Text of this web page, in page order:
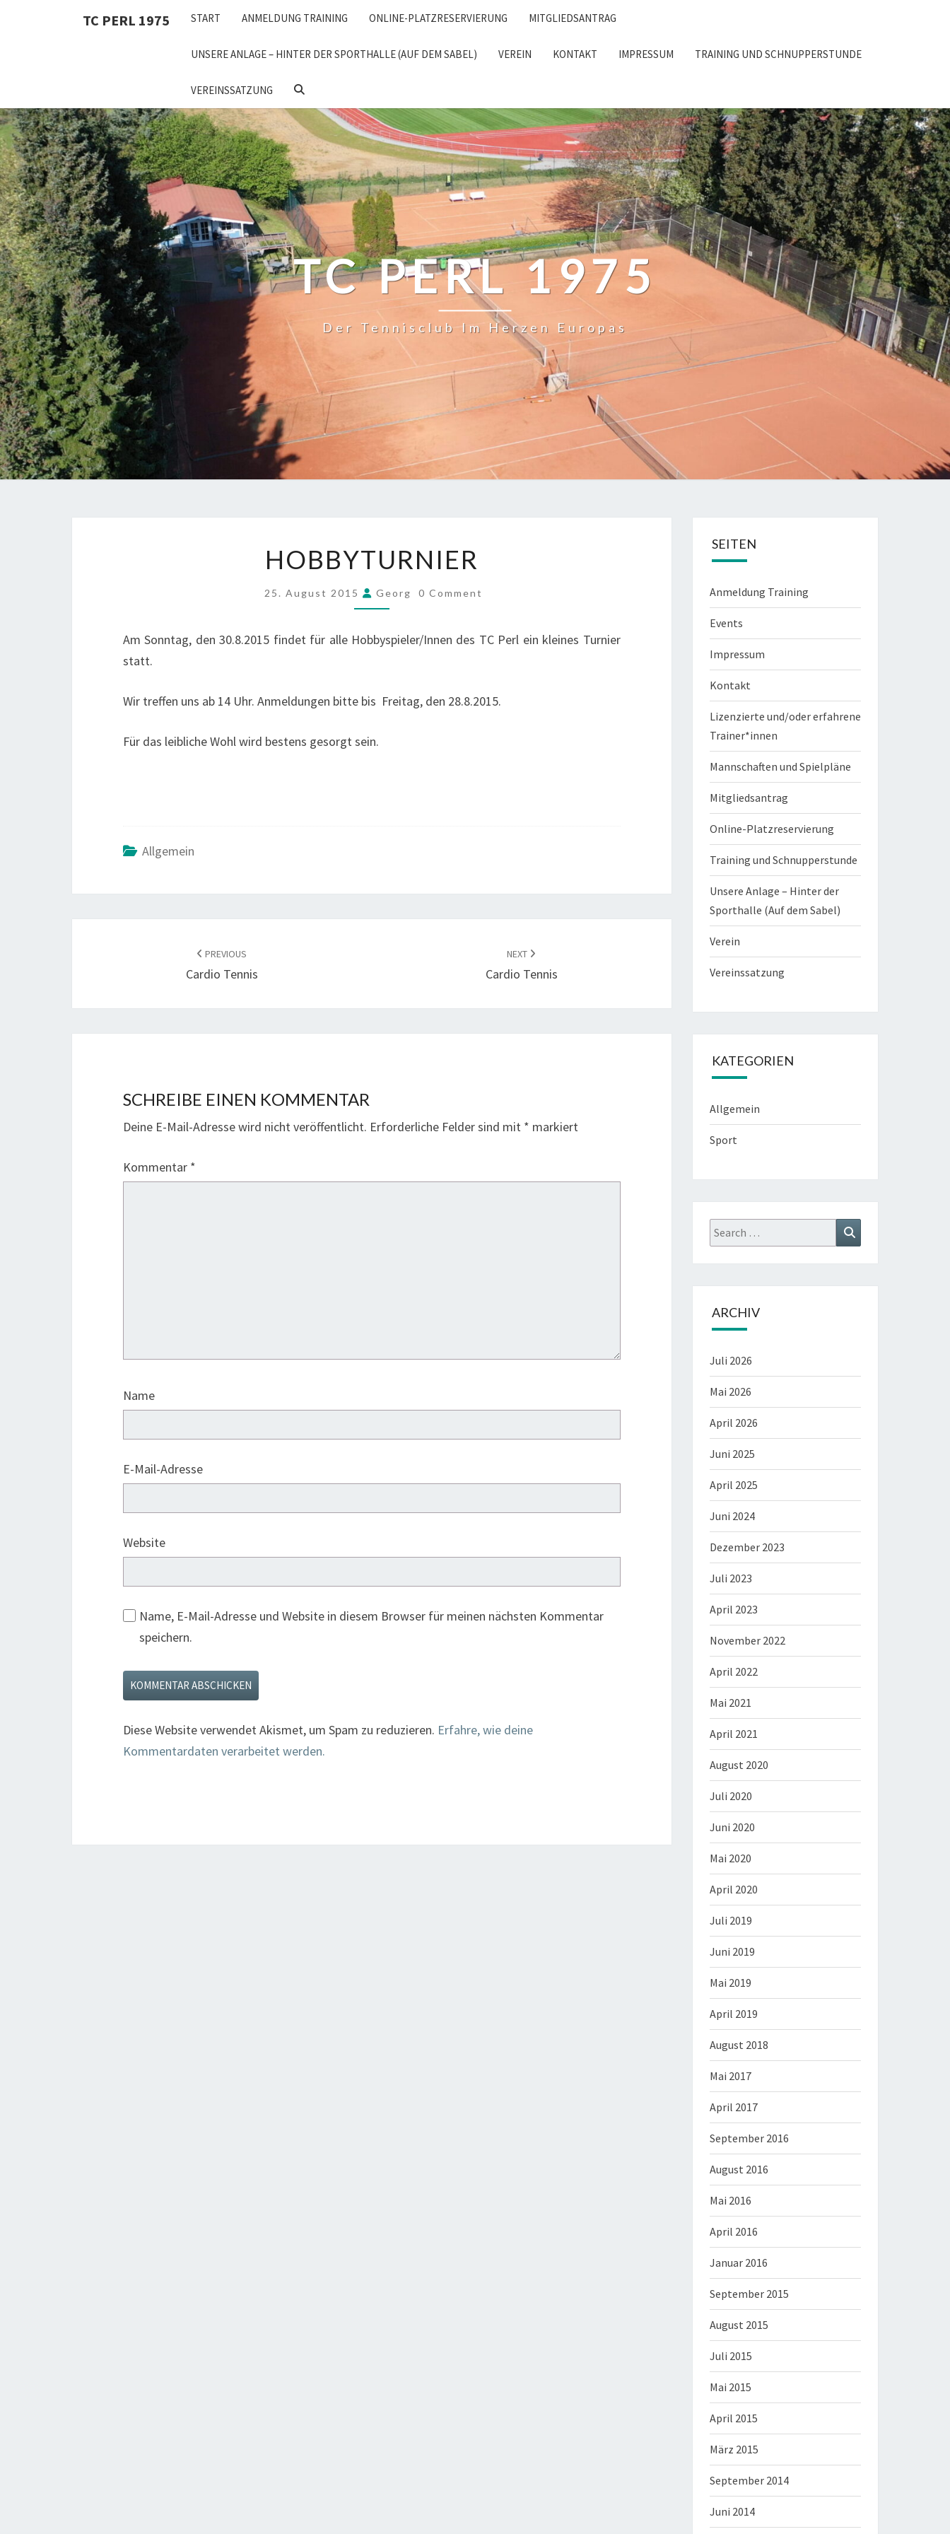
TC PERL 1975 START ANMELDUNG TRAINING ONLINE-PLATZRESERVIERUNG MITGLIEDSANTRAG
UNSERE ANLAGE – HINTER DER SPORTHALLE (AUF DEM SABEL) VEREIN KONTAKT IMPRESSUM TRAINING UND SCHNUPPERSTUNDE
VEREINSSATZUNG
SEARCH
TC PERL 1975
Der Tennisclub Im Herzen Europas
HOBBYTURNIER
25. August 2015 Georg COMMENTS
0 Comment
Am Sonntag, den 30.8.2015 findet für alle Hobbyspieler/Innen des TC Perl ein kleines Turnier
statt.
Wir treffen uns ab 14 Uhr. Anmeldungen bitte bis Freitag, den 28.8.2015.
Für das leibliche Wohl wird bestens gesorgt sein.
Allgemein
NAVIGATION PREVIOUS
Cardio Tennis
NEXT
Cardio Tennis
SCHREIBE EINEN KOMMENTAR
Deine E-Mail-Adresse wird nicht veröffentlicht. Erforderliche Felder sind mit * markiert
Kommentar *
Name
E-Mail-Adresse
Website
Name, E-Mail-Adresse und Website in diesem Browser für meinen nächsten Kommentar
speichern.
Diese Website verwendet Akismet, um Spam zu reduzieren. Erfahre, wie deine
Kommentardaten verarbeitet werden.
SEITEN
Anmeldung Training
Events
Impressum
Kontakt
Lizenzierte und/oder erfahrene
Trainer*innen
Mannschaften und Spielpläne
Mitgliedsantrag
Online-Platzreservierung
Training und Schnupperstunde
Unsere Anlage – Hinter der
Sporthalle (Auf dem Sabel)
Verein
Vereinssatzung
KATEGORIEN
Allgemein
Sport
Search
for:
ARCHIV
Juli 2026
Mai 2026
April 2026
Juni 2025
April 2025
Juni 2024
Dezember 2023
Juli 2023
April 2023
November 2022
April 2022
Mai 2021
April 2021
August 2020
Juli 2020
Juni 2020
Mai 2020
April 2020
Juli 2019
Juni 2019
Mai 2019
April 2019
August 2018
Mai 2017
April 2017
September 2016
August 2016
Mai 2016
April 2016
Januar 2016
September 2015
August 2015
Juli 2015
Mai 2015
April 2015
März 2015
September 2014
Juni 2014